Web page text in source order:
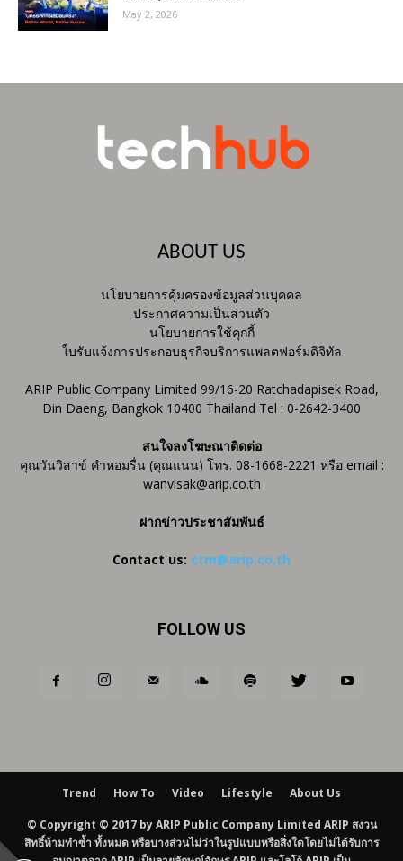
May 2, 2026
ABOUT US
นโยบายการคุ้มครองข้อมูลส่วนบุคคล
ประกาศความเป็นส่วนตัว
นโยบายการใช้คุกกี้
ใบรับแจ้งการประกอบธุรกิจบริการแพลตฟอร์มดิจิทัล
ARIP Public Company Limited 99/16-20 Ratchadapisek Road,
Din Daeng, Bangkok 10400 Thailand Tel : 0-2642-3400
สนใจลงโฆษณาติดต่อ
คุณวันวิสาข์ คำหอมรื่น (คุณแนน) โทร. 08-1668-2221 หรือ email :
wanvisak@arip.co.th
ฝากข่าวประชาสัมพันธ์
Contact us: ctm@arip.co.th
FOLLOW US
Trend How To Video Lifestyle About Us
© Copyright © 2017 by ARIP Public Company Limited ARIP สงวน
สิทธิ์ห้ามทำซ้ำ ทั้งหมด หรือบางส่วนไม่ว่าในรูปแบบหรือสิ่งใดโดยไม่ได้รับการ